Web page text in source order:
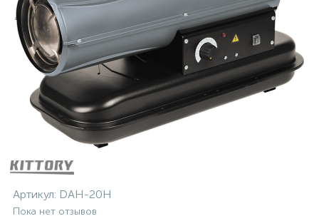
Артикул: DAH-20Н
Пока нет отзывов